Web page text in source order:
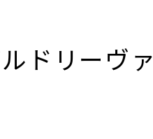
ドリーヴァ